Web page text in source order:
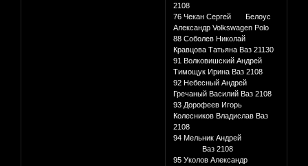
2108
76 Чекан Сергей Белоус
Александр Volkswagen Polo
88 Соболев Николай
Кравцова Татьяна Ваз 21130
91 Волковишский Андрей
Тимощук Ирина Ваз 2108
92 Небесный Андрей
Гречаный Василий Ваз 2108
93 Дорофеев Игорь
Колесников Владислав Ваз
2108
94 Мельник Андрей
Ваз 2108
95 Уколов Александр